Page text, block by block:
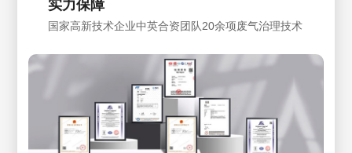
实力保障
国家高新技术企业中英合资团队20余项废气治理技术